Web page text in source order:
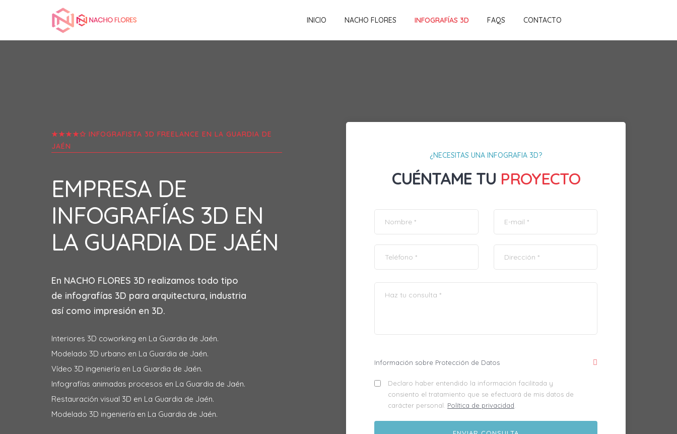
INICIO NACHO FLORES INFOGRAFÍAS 3D FAQS CONTACTO
★★★★✩ INFOGRAFISTA 3D FREELANCE EN LA GUARDIA DE
JAÉN
EMPRESA DE
INFOGRAFÍAS 3D EN
LA GUARDIA DE JAÉN
En NACHO FLORES 3D realizamos todo tipo
de infografías 3D para arquitectura, industria
así como impresión en 3D.
Interiores 3D coworking en La Guardia de Jaén.
Modelado 3D urbano en La Guardia de Jaén.
Vídeo 3D ingeniería en La Guardia de Jaén.
Infografías animadas procesos en La Guardia de Jaén.
Restauración visual 3D en La Guardia de Jaén.
Modelado 3D ingeniería en La Guardia de Jaén.
¿NECESITAS UNA INFOGRAFIA 3D?
CUÉNTAME TU PROYECTO
Información sobre Protección de Datos
Declaro haber entendido la información facilitada y
consiento el tratamiento que se efectuará de mis datos de
carácter personal. Política de privacidad